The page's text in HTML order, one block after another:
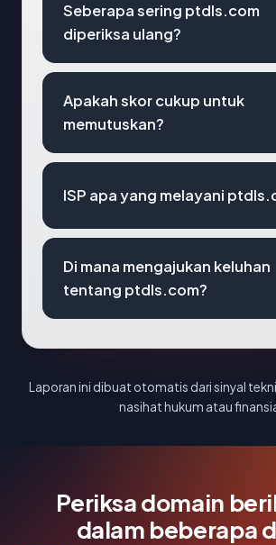
Seberapa sering ptdls.com
diperiksa ulang?
Apakah skor cukup untuk
memutuskan?
ISP apa yang melayani
Di mana mengajukan keluhan
tentang ptdls.com?
Laporan ini dibuat otomatis dari sinyal
nasihat hukum atau
Periksa domain
dalam beberapa